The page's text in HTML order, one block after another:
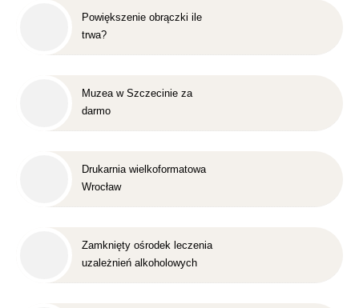
Powiększenie obrączki ile
trwa?
Muzea w Szczecinie za
darmo
Drukarnia wielkoformatowa
Wrocław
Zamknięty ośrodek leczenia
uzależnień alkoholowych